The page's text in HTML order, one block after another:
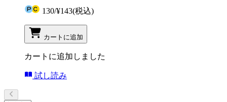
130/¥143(税込)
カートに追加
カートに追加しました
試し読み